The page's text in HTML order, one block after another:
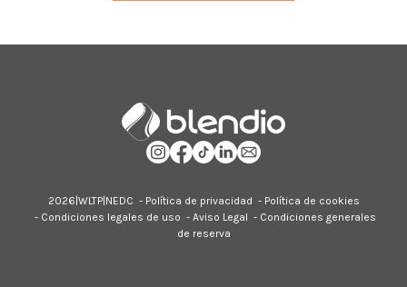
2026| WLTP| NEDC - Política de privacidad - Política de cookies
- Condiciones legales de uso - Aviso Legal - Condiciones generales
de reserva